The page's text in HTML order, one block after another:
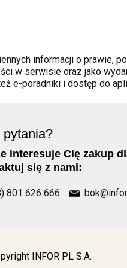
informacji o prawie,
w serwisie oraz jako
e-poradniki i dostęp do
801 626 666
pytania?
interesuje Cię zakup
się z nami:
INFOR PL S.A.